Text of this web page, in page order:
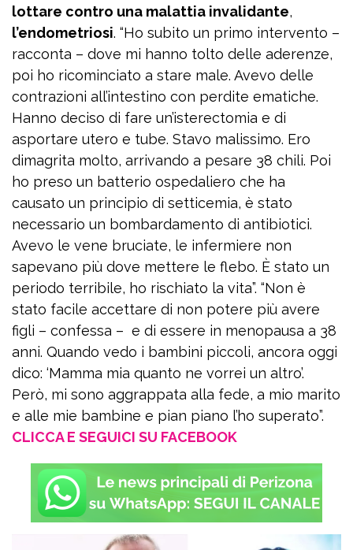
lottare contro una malattia invalidante,
l’endometriosi. “Ho subito un primo intervento –
racconta – dove mi hanno tolto delle aderenze,
poi ho ricominciato a stare male. Avevo delle
contrazioni all’intestino con perdite ematiche.
Hanno deciso di fare un’isterectomia e di
asportare utero e tube. Stavo malissimo. Ero
dimagrita molto, arrivando a pesare 38 chili. Poi
ho preso un batterio ospedaliero che ha
causato un principio di setticemia, è stato
necessario un bombardamento di antibiotici.
Avevo le vene bruciate, le infermiere non
sapevano più dove mettere le flebo. È stato un
periodo terribile, ho rischiato la vita”. “Non è
stato facile accettare di non potere più avere
figli – confessa – e di essere in menopausa a 38
anni. Quando vedo i bambini piccoli, ancora oggi
dico: ‘Mamma mia quanto ne vorrei un altro’.
Però, mi sono aggrappata alla fede, a mio marito
e alle mie bambine e pian piano l’ho superato”.
CLICCA E SEGUICI SU FACEBOOK